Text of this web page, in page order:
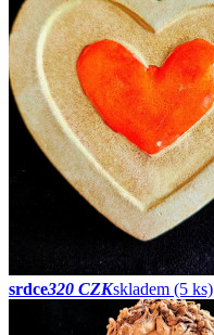
srdce320 CZKskladem (5 ks)